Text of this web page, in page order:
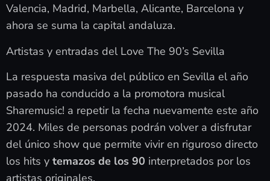
Valencia, Madrid, Marbella, Alicante, Barcelona y
ahora se suma la capital andaluza.
Artistas y entradas del Love The 90’s Sevilla
La respuesta masiva del público en Sevilla el año
pasado ha conducido a la promotora musical
Sharemusic! a repetir la fecha nuevamente este año
2024. Miles de personas podrán volver a disfrutar
del único show que permite vivir en riguroso directo
los hits y temazos de los 90 interpretados por los
artistas originales.